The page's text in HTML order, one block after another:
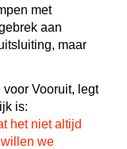
met
aan
maar
Vooruit, legt
is:
het niet altijd
we